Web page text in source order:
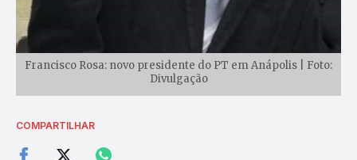
Francisco Rosa: novo presidente do PT em Anápolis | Foto:
Divulgação
COMPARTILHAR